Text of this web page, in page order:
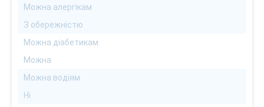
Можна алергікам
З обережністю
Можна діабетикам
Можна
Можна водіям
Ні